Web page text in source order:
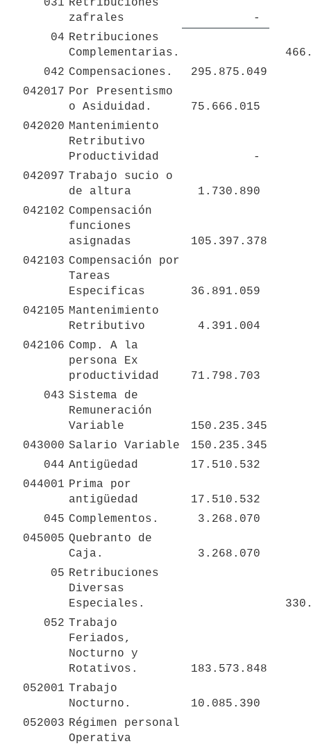
zafrales
-
04 Retribuciones
Complementarias.
042 Compensaciones.
042017 Por Presentismo
o Asiduidad.
75.666.015
042020 Mantenimiento
Retributivo
Productividad
-
042097 Trabajo sucio o
de altura
1.730.890
042102 Compensación
funciones
asignadas
042103 Compensación por
Tareas
Especificas
36.891.059
042105 Mantenimiento
Retributivo
4.391.004
042106 Comp. A la
persona Ex
productividad
71.798.703
043 Sistema de
Remuneración
Variable
043000 Salario Variable
044 Antigüedad
17.510.532
044001 Prima por
antigüedad
17.510.532
045 Complementos.
3.268.070
045005 Quebranto de
Caja.
3.268.070
05 Retribuciones
Diversas
Especiales.
052 Trabajo
Feriados,
Nocturno y
Rotativos.
052001 Trabajo
Nocturno.
10.085.390
052003 Régimen personal
Operativa